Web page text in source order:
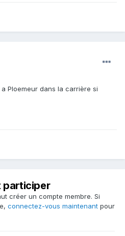
Ploemeur dans la carrière si
participer
créer un compte membre. Si
connectez-vous maintenant pour